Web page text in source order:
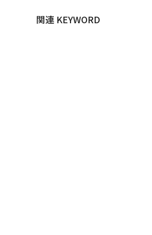
関連 KEYWORD